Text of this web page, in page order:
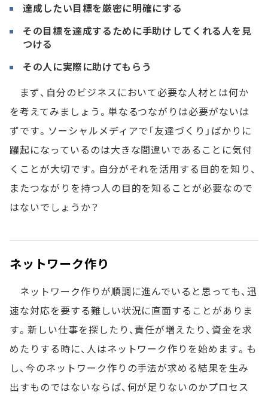
達成したい目標を厳密に明確にする
その目標を達成するために手助けしてくれる人を見
つける
その人に実際に助けてもらう
まず、自分のビジネスにおいて必要な人材とは何か
を考えてみましょう。単なるつながりは必要がないは
ずです。ソーシャルメディアで「友達づくり」ばかりに
躍起になっているのは大きな間違いであることに気付
くことが大切です。自分がそれを活用する目的を知り、
またつながりを持つ人の目的を知ることが必要なので
はないでしょうか？
ネットワーク作り
ネットワーク作りが順調に進んでいると思っても、迅
速な対応を要する難しい状況に直面することがありま
す。新しい仕事を探したり、責任が増えたり、資金を求
めたりする時に、人はネットワーク作りを始めます。も
し、今のネットワーク作りの手法が求める結果を生み
出すものではないならば、何が足りないのかプロセス